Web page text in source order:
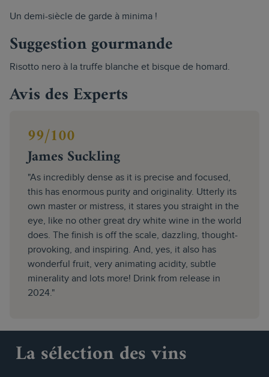
Un demi-siècle de garde à minima !
Suggestion gourmande
Risotto nero à la truffe blanche et bisque de homard.
Avis des Experts
99/100
James Suckling
"As incredibly dense as it is precise and focused,
this has enormous purity and originality. Utterly its
own master or mistress, it stares you straight in the
eye, like no other great dry white wine in the world
does. The finish is off the scale, dazzling, thought-
provoking, and inspiring. And, yes, it also has
wonderful fruit, very animating acidity, subtle
minerality and lots more! Drink from release in
2024."
La sélection des vins